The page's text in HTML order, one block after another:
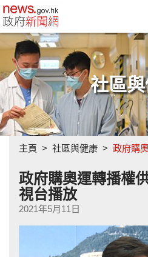
政府新聞網主頁
社區
主頁 社區與健康 政府購
政府購奧運轉播權
視台播放
2021年5月11日